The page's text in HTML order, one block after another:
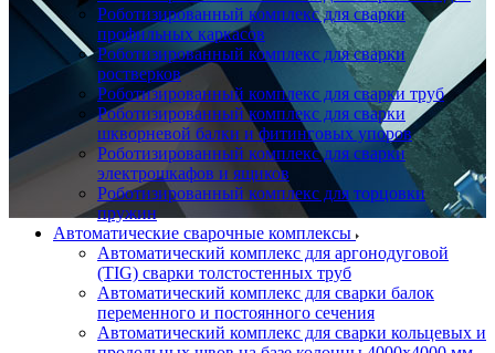
Роботизированный комплекс для сварки
профильных каркасов
Роботизированный комплекс для сварки
ростверков
Роботизированный комплекс для сварки труб
Роботизированный комплекс для сварки
шкворневой балки и фитинговых упоров
Роботизированный комплекс для сварки
электрошкафов и ящиков
Роботизированный комплекс для торцовки
пружин
Автоматические сварочные комплексы
Автоматический комплекс для аргонодуговой
(TIG) сварки толстостенных труб
Автоматический комплекс для сварки балок
переменного и постоянного сечения
Автоматический комплекс для сварки кольцевых и